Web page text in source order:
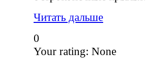
Читать дальше
0
Your rating: None